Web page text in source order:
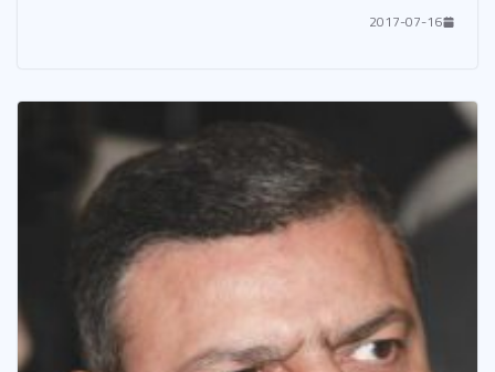
2017-07-16